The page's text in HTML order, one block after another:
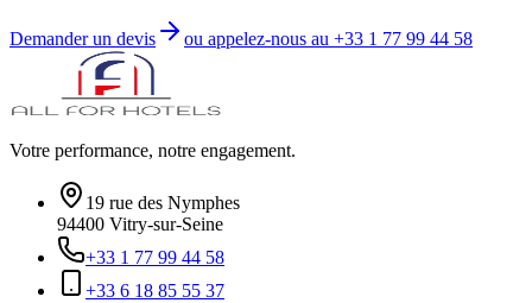
Demander un devis ou appelez-nous au +33 1 77 99 44 58
Votre performance, notre engagement.
19 rue des Nymphes
94400 Vitry-sur-Seine
+33 1 77 99 44 58
+33 6 18 85 55 37